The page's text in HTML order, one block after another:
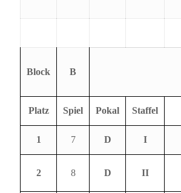
Block B
Platz Spiel Pokal Staffel
1 7 D I
2 8 D II